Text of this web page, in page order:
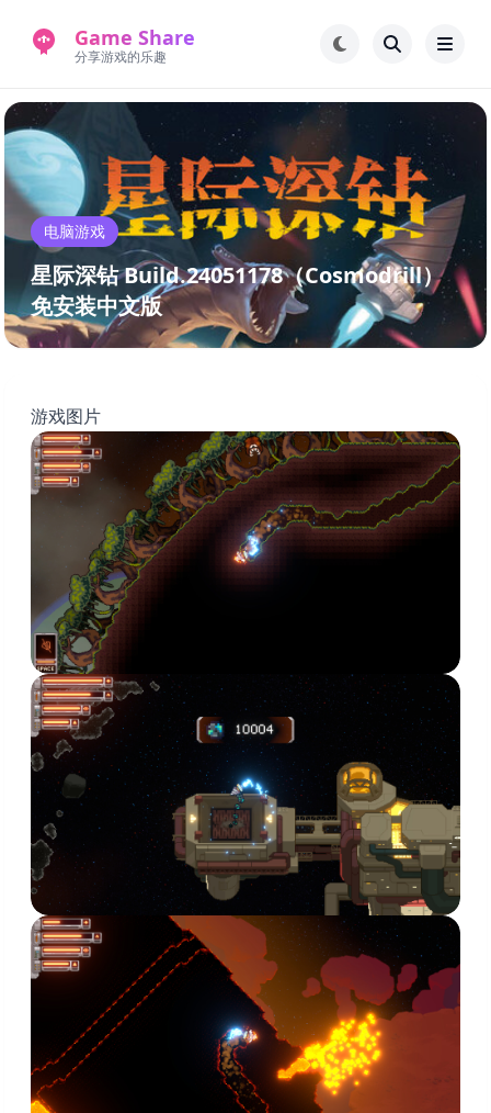
Game Share
分享游戏的乐趣
首页 电脑游戏
手机游戏 常见问题解答
新版游戏站 永久地址
电脑游戏
星际深钻 Build.24051178（Cosmodrill）
免安装中文版
游戏图片